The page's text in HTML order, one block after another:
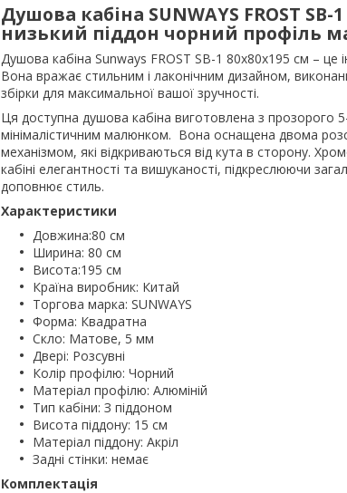
Душова кабіна SUNWAYS FROST
низький піддон чорний профіль
Душова кабіна Sunways FROST SB-1 80x80х195 см – це
Вона вражає стильним і лаконічним дизайном,
збірки для максимальної вашої зручності.
Ця доступна душова кабіна виготовлена з прозорого
мінімалістичним малюнком. Вона оснащена двома
механізмом, які відкриваються від кута в сторону.
кабіні елегантності та вишуканості, підкреслюючи
доповнює стиль.
Характеристики
Довжина:80 см
Ширина: 80 см
Висота:195 см
Країна виробник: Китай
Торгова марка: SUNWAYS
Форма: Квадратна
Скло: Матове, 5 мм
Двері: Розсувні
Колір профілю: Чорний
Матеріал профілю: Алюміній
Тип кабіни: З піддоном
Висота піддону: 15 см
Матеріал піддону: Акріл
Задні стінки: немає
Комплектація